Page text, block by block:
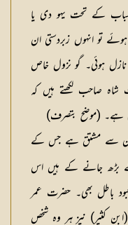
کے تحت یہو دی یا
تو انہوں زبردستی ان
نازل ہوئی۔ گو نزول خاص
صاحب لکھتے ہیں کہ
ہے۔ (موضح بتصرف)
سے مشتق ہے جس کے
بڑھ جانے کے ہیں اس
باطل بھی۔ حضرت عمر
کثیر) نیز ہر وہ شخص